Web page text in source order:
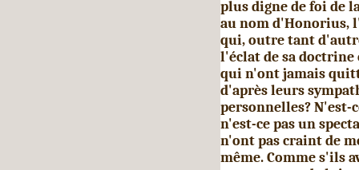
plus digne de foi de
au nom d'Honorius,
qui, outre tant
l'éclat de sa doctrine
qui n'ont jamais
d'après leurs
personnelles?
n'est-ce pas un
n'ont pas craint de
même. Comme s'ils